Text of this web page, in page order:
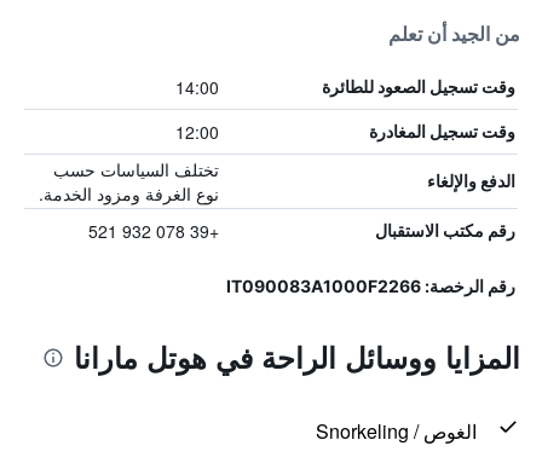
من الجيد أن تعلم
وقت تسجيل الصعود للطائرة 14:00
وقت تسجيل المغادرة 12:00
الدفع والإلغاء
تختلف السياسات حسب
نوع الغرفة ومزود الخدمة.
رقم مكتب الاستقبال +39 078 932 521
رقم الرخصة: IT090083A1000F2266
المزايا ووسائل الراحة في هوتل مارانا
الغوص / Snorkeling